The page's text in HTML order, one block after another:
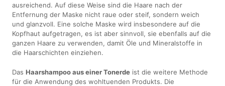
ausreichend. Auf diese Weise sind die Haare nach der
Entfernung der Maske nicht raue oder steif, sondern weich
und glanzvoll. Eine solche Maske wird insbesondere auf die
Kopfhaut aufgetragen, es ist aber sinnvoll, sie ebenfalls auf die
ganzen Haare zu verwenden, damit Öle und Mineralstoffe in
die Haarschichten einziehen.
DasHaarshampoo aus einer Tonerde ist die weitere Methode
für die Anwendung des wohltuenden Produkts. Die